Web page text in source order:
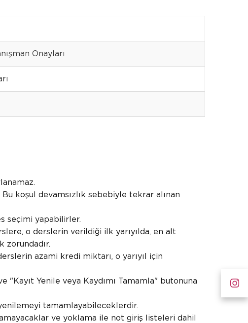
Onayları
koşul devamsızlık sebebiyle tekrar alınan
seçimi yapabilirler.
o derslerin verildiği ilk yarıyılda, en alt
zorundadır.
azami kredi miktarı, o yarıyıl için
"Kayıt Yenile veya Kaydımı Tamamla" butonuna
tamamlayabileceklerdir.
ve yoklama ile not giriş listeleri dahil